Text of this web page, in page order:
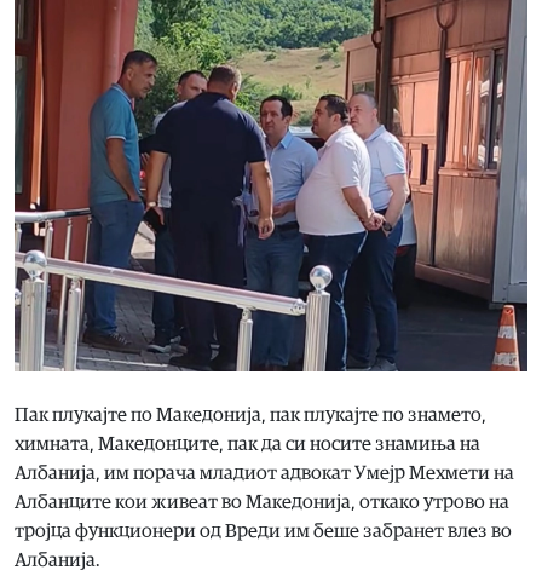
Пак плукајте по Македонија, пак плукајте по знамето,
химната, Македонците, пак да си носите знамиња на
Албанија, им порача младиот адвокат Умејр Мехмети на
Албанците кои живеат во Македонија, откако утрово на
тројца функционери од Вреди им беше забранет влез во
Албанија.